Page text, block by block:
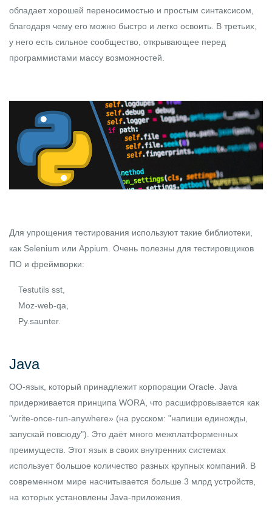
обладает хорошей переносимостью и простым синтаксисом,
благодаря чему его можно быстро и легко освоить. В третьих,
у него есть сильное сообщество, открывающее перед
программистами массу возможностей.
Для упрощения тестирования используют такие библиотеки,
как Selenium или Appium. Очень полезны для тестировщиков
ПО и фреймворки:
Testutils sst,
Moz-web-qa,
Py.saunter.
Java
ОО-язык, который принадлежит корпорации Oracle. Java
придерживается принципа WORA, что расшифровывается как
"write-once-run-anywhere» (на русском: "напиши единожды,
запускай повсюду"). Это даёт много межплатформенных
преимуществ. Этот язык в своих внутренних системах
использует большое количество разных крупных компаний. В
современном мире насчитывается больше 3 млрд устройств,
на которых установлены Java-приложения.